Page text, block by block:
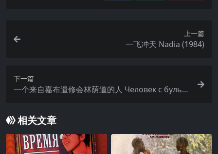
上一篇
一飞冲天 Nadia (1984)
下一篇
一个来自嘉布遣修会林荫道的人 Человек с бульв
相关文章